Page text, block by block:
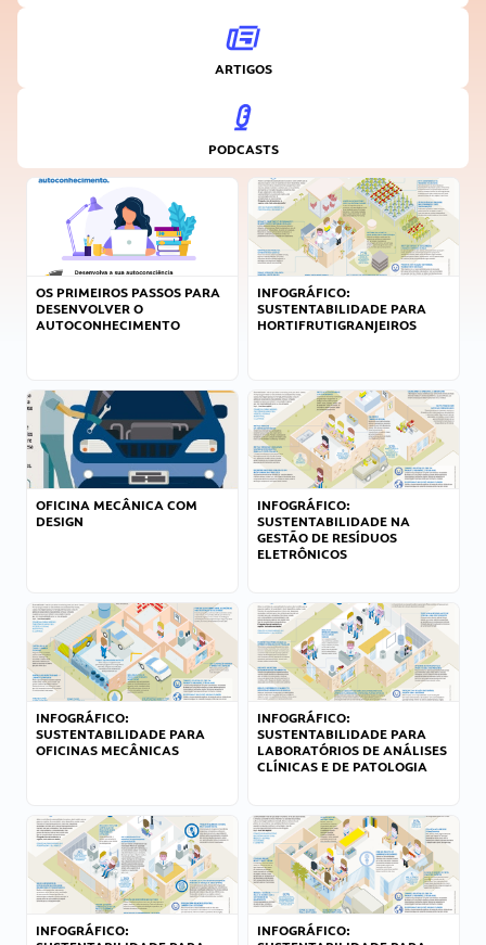
ARTIGOS
PODCASTS
OS PRIMEIROS PASSOS PARA
DESENVOLVER O
AUTOCONHECIMENTO
INFOGRÁFICO:
SUSTENTABILIDADE PARA
HORTIFRUTIGRANJEIROS
OFICINA MECÂNICA COM
DESIGN
INFOGRÁFICO:
SUSTENTABILIDADE NA
GESTÃO DE RESÍDUOS
ELETRÔNICOS
INFOGRÁFICO:
SUSTENTABILIDADE PARA
OFICINAS MECÂNICAS
INFOGRÁFICO:
SUSTENTABILIDADE PARA
LABORATÓRIOS DE ANÁLISES
CLÍNICAS E DE PATOLOGIA
INFOGRÁFICO:
INFOGRÁFICO: